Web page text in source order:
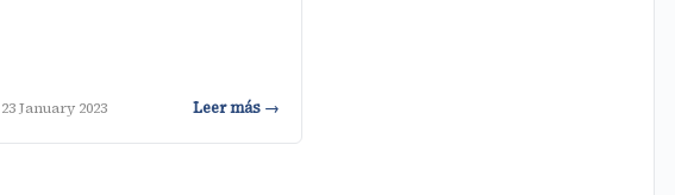
23 January 2023 Leer más →